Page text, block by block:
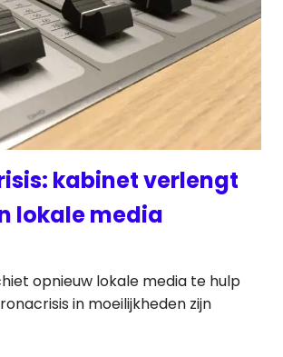
kabinet verlengt
lokale media
opnieuw lokale media te hulp
in moeilijkheden zijn